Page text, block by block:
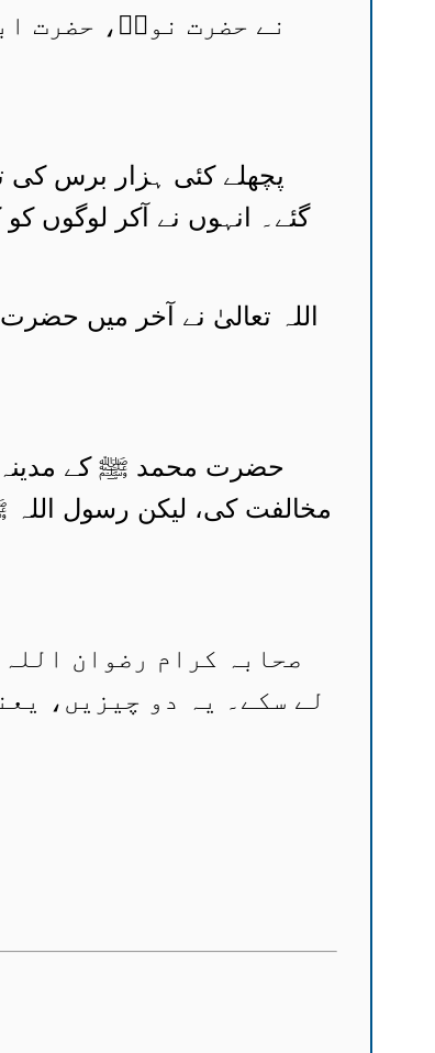
نے حضرت نوحؑ، حضرت
پچھلے کئی ہزار برس کی
گئے۔ انہوں نے آکر
اللہ تعالیٰ نے آخر میں
حضرت محمد ﷺ کے مدینہ
مخالفت کی، لیکن رسول اللہ
صحابہ کرام رضوان
لے سکے۔ یہ دو چیزیں،